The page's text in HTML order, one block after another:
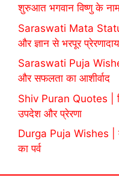
शुरुआत भगवान विष्णु के
Saraswati Mata
और ज्ञान से भरपूर
Saraswati Puja
और सफलता का आशीर्वाद
Shiv Puran Quotes |
उपदेश और प्रेरणा
Durga Puja Wishes |
का पर्व